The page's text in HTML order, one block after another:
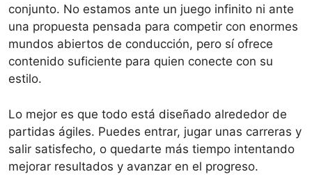
conjunto. No estamos ante un juego infinito ni ante
una propuesta pensada para competir con enormes
mundos abiertos de conducción, pero sí ofrece
contenido suficiente para quien conecte con su
estilo.
Lo mejor es que todo está diseñado alrededor de
partidas ágiles. Puedes entrar, jugar unas carreras y
salir satisfecho, o quedarte más tiempo intentando
mejorar resultados y avanzar en el progreso.